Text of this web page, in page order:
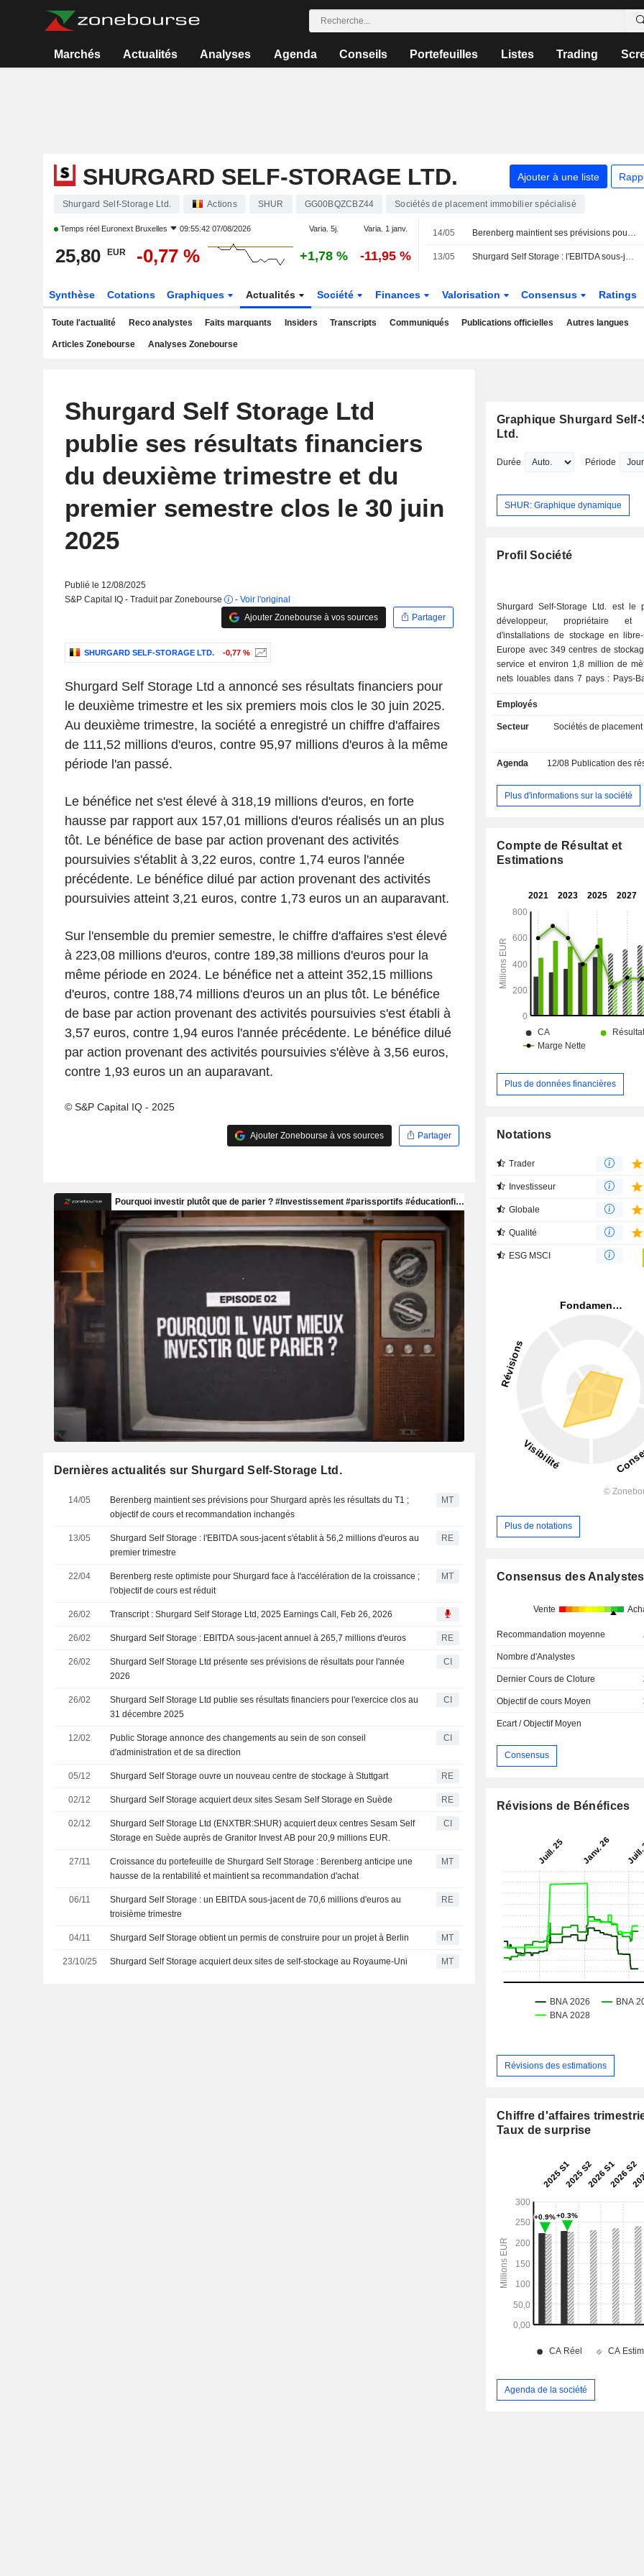
Marchés Actualités Analyses Agenda Conseils Portefeuilles Listes Trading
SHURGARD SELF-STORAGE LTD. Ajouter à une liste
Shurgard Self-Storage Ltd. Actions SHUR GG00BQZCBZ44 Sociétés de placement immobilier spécialisé
Temps réel Euronext Bruxelles 09:55:42 07/08/2026 Varia. 5j. Varia. 1 janv.
25,80 EUR -0,77 % +1,78 % -11,95 %
14/05 Berenberg maintient ses prévisions pour Shurgard après les résultats du T1 ; objectif de cours et recommandation inchangés
13/05 Shurgard Self Storage : l'EBITDA sous-jacent s'établit à 56,2 millions d'euros au premier trimestre
Synthèse Cotations Graphiques Actualités Société Finances Valorisation Consensus Ratings
Toute l'actualité Reco analystes Faits marquants Insiders Transcripts Communiqués Publications officielles Autres langues
Articles Zonebourse Analyses Zonebourse
Shurgard Self Storage Ltd
publie ses résultats financiers
du deuxième trimestre et du
premier semestre clos le 30 juin
2025
Publié le 12/08/2025
S&P Capital IQ - Traduit par Zonebourse
- Voir l'original
Ajouter Zonebourse à vos sources
Partager
SHURGARD SELF-STORAGE LTD. -0,77 %
Shurgard Self Storage Ltd a annoncé ses résultats financiers pour
le deuxième trimestre et les six premiers mois clos le 30 juin 2025.
Au deuxième trimestre, la société a enregistré un chiffre d'affaires
de 111,52 millions d'euros, contre 95,97 millions d'euros à la même
période l'an passé.
Le bénéfice net s'est élevé à 318,19 millions d'euros, en forte
hausse par rapport aux 157,01 millions d'euros réalisés un an plus
tôt. Le bénéfice de base par action provenant des activités
poursuivies s'établit à 3,22 euros, contre 1,74 euros l'année
précédente. Le bénéfice dilué par action provenant des activités
poursuivies atteint 3,21 euros, contre 1,73 euros un an auparavant.
Sur l'ensemble du premier semestre, le chiffre d'affaires s'est élevé
à 223,08 millions d'euros, contre 189,38 millions d'euros pour la
même période en 2024. Le bénéfice net a atteint 352,15 millions
d'euros, contre 188,74 millions d'euros un an plus tôt. Le bénéfice
de base par action provenant des activités poursuivies s'est établi à
3,57 euros, contre 1,94 euros l'année précédente. Le bénéfice dilué
par action provenant des activités poursuivies s'élève à 3,56 euros,
contre 1,93 euros un an auparavant.
© S&P Capital IQ - 2025
Ajouter Zonebourse à vos sources Partager
Dernières actualités sur Shurgard Self-Storage Ltd.
14/05
Berenberg maintient ses prévisions pour Shurgard après les résultats du T1 ;
objectif de cours et recommandation inchangés
MT
13/05
Shurgard Self Storage : l'EBITDA sous-jacent s'établit à 56,2 millions d'euros au
premier trimestre
RE
22/04
Berenberg reste optimiste pour Shurgard face à l'accélération de la croissance ;
l'objectif de cours est réduit
MT
26/02 Transcript : Shurgard Self Storage Ltd, 2025 Earnings Call, Feb 26, 2026
26/02 Shurgard Self Storage : EBITDA sous-jacent annuel à 265,7 millions d'euros RE
26/02
Shurgard Self Storage Ltd présente ses prévisions de résultats pour l'année
2026
CI
26/02
Shurgard Self Storage Ltd publie ses résultats financiers pour l'exercice clos au
31 décembre 2025
CI
12/02
Public Storage annonce des changements au sein de son conseil
d'administration et de sa direction
CI
05/12 Shurgard Self Storage ouvre un nouveau centre de stockage à Stuttgart RE
02/12 Shurgard Self Storage acquiert deux sites Sesam Self Storage en Suède RE
02/12
Shurgard Self Storage Ltd (ENXTBR:SHUR) acquiert deux centres Sesam Self
Storage en Suède auprès de Granitor Invest AB pour 20,9 millions EUR.
CI
27/11
Croissance du portefeuille de Shurgard Self Storage : Berenberg anticipe une
hausse de la rentabilité et maintient sa recommandation d'achat
MT
06/11
Shurgard Self Storage : un EBITDA sous-jacent de 70,6 millions d'euros au
troisième trimestre
RE
04/11 Shurgard Self Storage obtient un permis de construire pour un projet à Berlin MT
23/10/25 Shurgard Self Storage acquiert deux sites de self-stockage au Royaume-Uni MT
Graphique Shurgard
Ltd.
Durée Période
SHUR: Graphique dynamique
Profil Société
Shurgard Self-Storage Ltd. est le
développeur, propriétaire et
d'installations de stockage en
Europe avec 349 centres de
service et environ 1,8 million de
nets louables dans 7 pays : Pays-
Danemark. Le réseau de la
actuellement environ 230 000 clients
862 personnes. L'activité de
location d'espaces de
connexes. La société appartient
Public Storage, le plus grand
magasins aux Etats-Unis.
Employés
Secteur
Sociétés de
Agenda 12/08 Publication des résultats
Plus d'informations sur la société
Compte de Résultat et
Estimations
Plus de données financières
Notations
Trader
Investisseur
Globale
Qualité
ESG MSCI
Plus de notations
Consensus des Analystes
Vente
Recommandation moyenne
Nombre d'Analystes
Dernier Cours de Cloture
Objectif de cours Moyen
Ecart / Objectif Moyen
Consensus
Révisions de Bénéfices
Révisions des estimations
Chiffre d'affaires
Taux de surprise
Agenda de la société